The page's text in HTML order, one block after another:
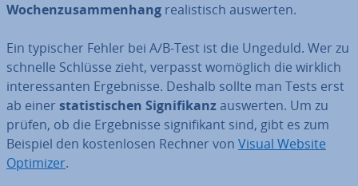
Wo­chen­zu­sam­men­hang rea­lis­tisch auswerten.
Ein typischer Fehler bei A/B-Test ist die Ungeduld. Wer zu
schnelle Schlüsse zieht, verpasst womöglich die wirklich
in­ter­es­san­ten Er­geb­nis­se. Deshalb sollte man Tests erst
ab einer sta­tis­ti­schen Si­gni­fi­kanzauswerten. Um zu
prüfen, ob die Er­geb­nis­se si­gni­fi­kant sind, gibt es zum
Beispiel den kos­ten­lo­sen Rechner von Visual Website
Optimizer.